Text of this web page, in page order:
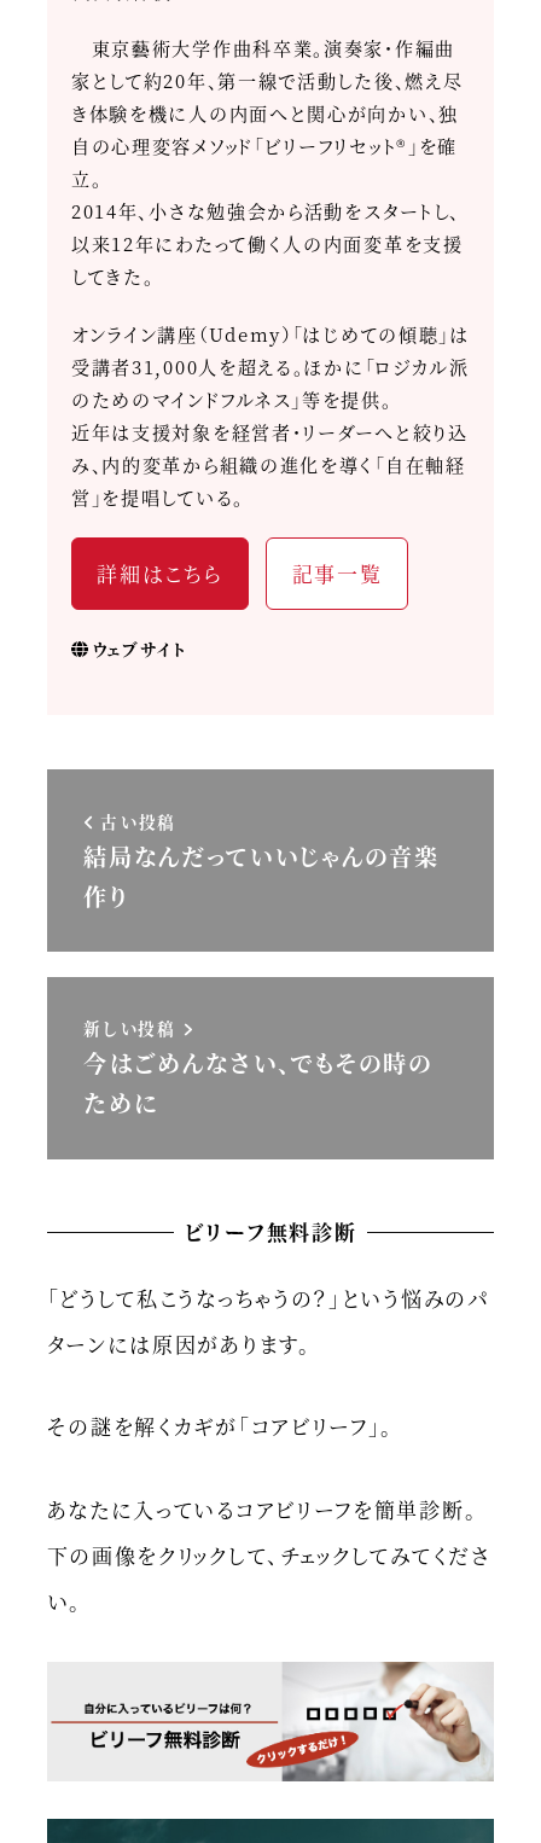
東京藝術大学作曲科卒業。演奏家・作編曲
家として約20年、第一線で活動した後、燃え尽
き体験を機に人の内面へと関心が向かい、独
自の心理変容メソッド「ビリーフリセット®」を確
立。
2014年、小さな勉強会から活動をスタートし、
以来12年にわたって働く人の内面変革を支援
してきた。
オンライン講座（Udemy）「はじめての傾聴」は
受講者31,000人を超える。ほかに「ロジカル派
のためのマインドフルネス」等を提供。
近年は支援対象を経営者・リーダーへと絞り込
み、内的変革から組織の進化を導く「自在軸経
営」を提唱している。
詳細はこちら 記事一覧
ウェブサイト
古い投稿
結局なんだっていいじゃんの音楽
作り
新しい投稿
今はごめんなさい、でもその時の
ために
ビリーフ無料診断
「どうして私こうなっちゃうの？」という悩みのパ
ターンには原因があります。
その謎を解くカギが「コアビリーフ」。
あなたに入っているコアビリーフを簡単診断。
下の画像をクリックして、チェックしてみてくださ
い。